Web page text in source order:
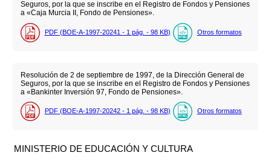
Seguros, por la que se inscribe en el Registro de Fondos y Pensiones
a «Caja Murcia II, Fondo de Pensiones».
PDF (BOE-A-1997-20241 - 1 pág. - 98 KB) Otros formatos
Resolución de 2 de septiembre de 1997, de la Dirección General de
Seguros, por la que se inscribe en el Registro de Fondos y Pensiones
a «Bankinter Inversión 97, Fondo de Pensiones».
PDF (BOE-A-1997-20242 - 1 pág. - 98 KB) Otros formatos
MINISTERIO DE EDUCACIÓN Y CULTURA